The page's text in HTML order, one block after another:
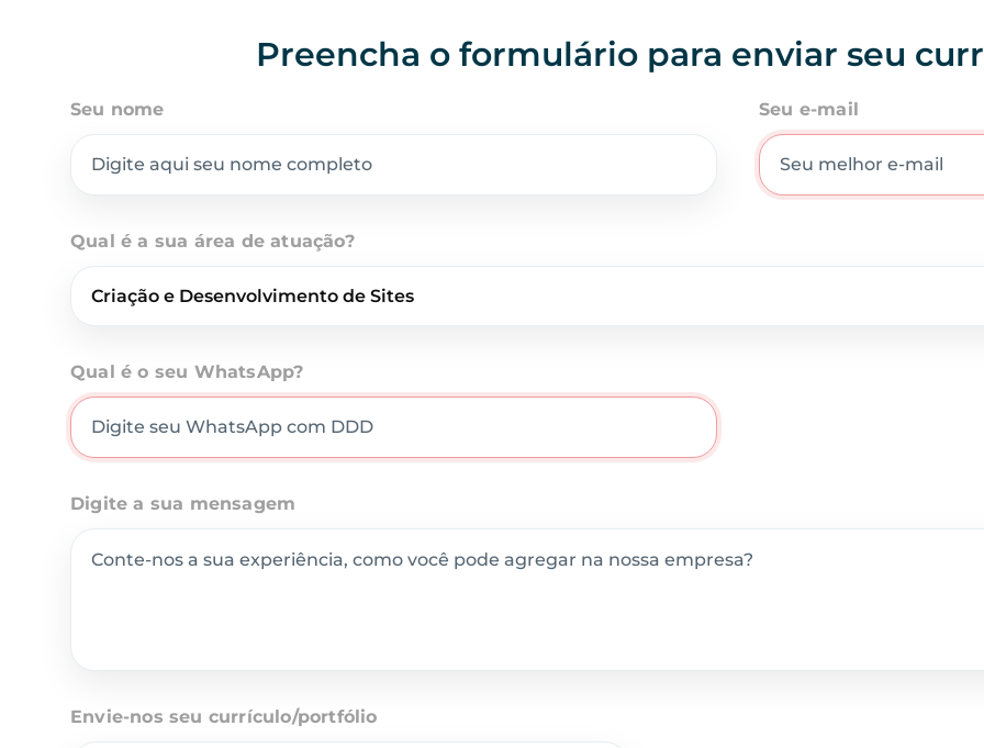
Preencha o formulário para enviar seu
Seu nome Seu e-mail
Qual é a sua área de atuação?
Qual é o seu WhatsApp?
Digite a sua mensagem
Envie-nos seu currículo/portfólio